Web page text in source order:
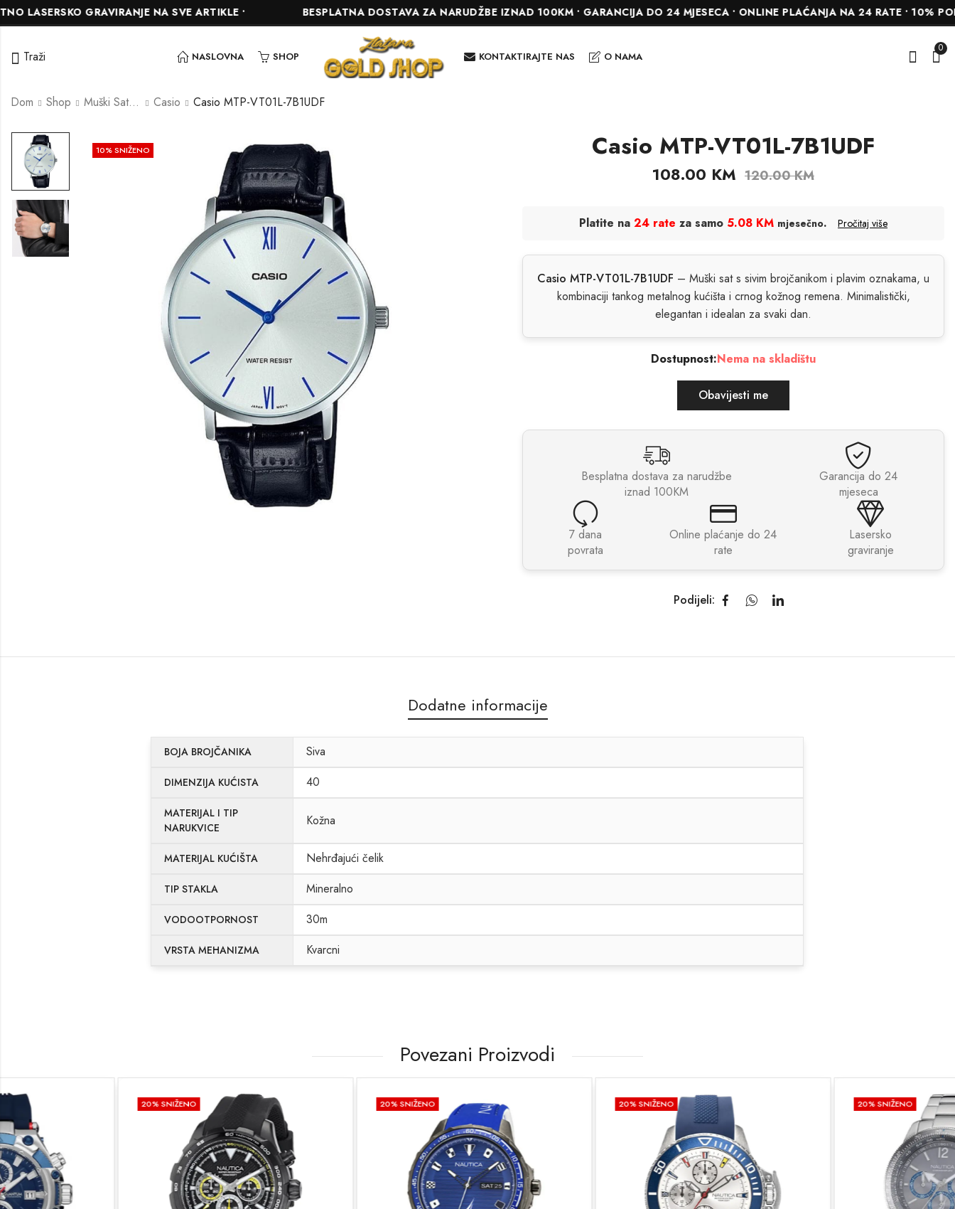
GRAVIRANJE NA SVE ARTIKLE • BESPLATNA DOSTAVA ZA NARUDŽBE IZNAD 100KM • GARANCIJA DO 24 MJESECA • ONLINE PLAĆANJA NA 24 RATE • 10%
Traži NASLOVNA SHOP KONTAKTIRAJTE NAS O NAMA
0
Dom Shop Muški Satovi Casio Casio MTP-VT01L-7B1UDF
Nautica NAPNSS505
Casio MTP-V005D-
10% SNIŽENO Casio MTP-VT01L-7B1UDF
108.00 KM 120.00KM
Platite na 24 rate za samo 5.08 KM mjesečno. Pročitaj više
Casio MTP-VT01L-7B1UDF – Muški sat s sivim brojčanikom i plavim oznakama, u
kombinaciji tankog metalnog kućišta i crnog kožnog remena. Minimalistički,
elegantan i idealan za svaki dan.
Dostupnost:Nema na skladištu
Obavijesti me
Besplatna dostava za narudžbe
iznad 100KM
Garancija do 24
mjeseca
7 dana
povrata
Online plaćanje do 24
rate
Lasersko
graviranje
Podijeli:
Dodatne informacije
BOJA BROJČANIKA Siva
DIMENZIJA KUĆISTA 40
MATERIJAL I TIP
NARUKVICE
Kožna
MATERIJAL KUĆIŠTA Nehrđajući čelik
TIP STAKLA Mineralno
VODOOTPORNOST 30m
VRSTA MEHANIZMA Kvarcni
Povezani Proizvodi
20 20% SNIŽENO 20